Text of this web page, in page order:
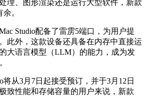
理、图形渲染还是运行大型软件，新款
。
Studio配备了雷雳5端口，为用户提
此外，这款设备还具备在内存中直接运
大语言模型（LLM）的能力，成为发
将从3月7日起接受预订，并于3月12日
致性能和存储容量的用户来说，新款